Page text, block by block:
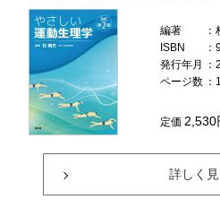
編著
ISBN
発行年月
ページ数
定価2,530
詳しく見